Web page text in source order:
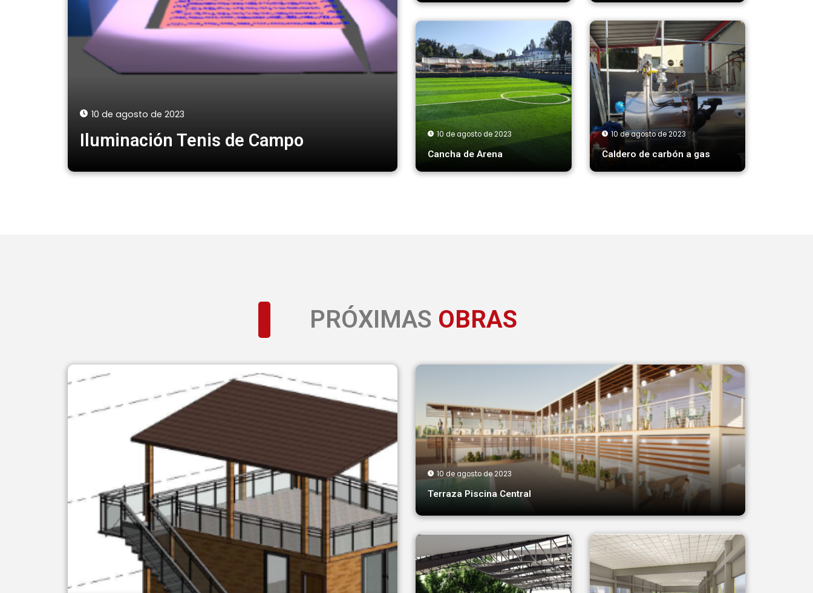
10 de agosto de 2023
Iluminación Tenis de Campo 10 de agosto de 2023
Cancha de Arena
10 de agosto de 2023
Caldero de carbón a gas
PRÓXIMAS OBRAS
10 de agosto de 2023
Terraza Piscina Central